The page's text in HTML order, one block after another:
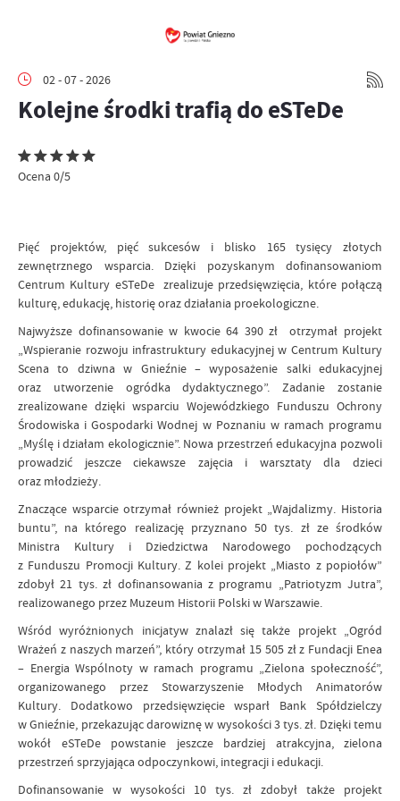
02 - 07 - 2026
Kolejne środki trafią do eSTeDe
Ocena 0/5
Pięć projektów, pięć sukcesów i blisko 165 tysięcy złotych
zewnętrznego wsparcia. Dzięki pozyskanym dofinansowaniom
Centrum Kultury eSTeDe zrealizuje przedsięwzięcia, które połączą
kulturę, edukację, historię oraz działania proekologiczne.
Najwyższe dofinansowanie w kwocie 64 390 zł otrzymał projekt
„Wspieranie rozwoju infrastruktury edukacyjnej w Centrum Kultury
Scena to dziwna w Gnieźnie – wyposażenie salki edukacyjnej
oraz utworzenie ogródka dydaktycznego”. Zadanie zostanie
zrealizowane dzięki wsparciu Wojewódzkiego Funduszu Ochrony
Środowiska i Gospodarki Wodnej w Poznaniu w ramach programu
„Myślę i działam ekologicznie”. Nowa przestrzeń edukacyjna pozwoli
prowadzić jeszcze ciekawsze zajęcia i warsztaty dla dzieci
oraz młodzieży.
Znaczące wsparcie otrzymał również projekt „Wajdalizmy. Historia
buntu”, na którego realizację przyznano 50 tys. zł ze środków
Ministra Kultury i Dziedzictwa Narodowego pochodzących
z Funduszu Promocji Kultury. Z kolei projekt „Miasto z popiołów”
zdobył 21 tys. zł dofinansowania z programu „Patriotyzm Jutra”,
realizowanego przez Muzeum Historii Polski w Warszawie.
Wśród wyróżnionych inicjatyw znalazł się także projekt „Ogród
Wrażeń z naszych marzeń”, który otrzymał 15 505 zł z Fundacji Enea
– Energia Wspólnoty w ramach programu „Zielona społeczność”,
organizowanego przez Stowarzyszenie Młodych Animatorów
Kultury. Dodatkowo przedsięwzięcie wsparł Bank Spółdzielczy
w Gnieźnie, przekazując darowiznę w wysokości 3 tys. zł. Dzięki temu
wokół eSTeDe powstanie jeszcze bardziej atrakcyjna, zielona
przestrzeń sprzyjająca odpoczynkowi, integracji i edukacji.
Dofinansowanie w wysokości 10 tys. zł zdobył także projekt